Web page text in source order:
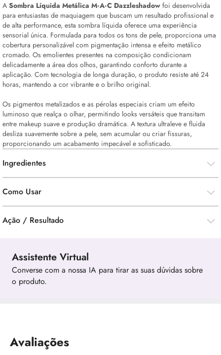
A Sombra Líquida Metálica M·A·C Dazzleshadow foi desenvolvida
para entusiastas de maquiagem que buscam um resultado profissional e
de alta performance, esta sombra líquida oferece uma experiência
sensorial única. Formulada para todos os tons de pele, proporciona uma
cobertura personalizável com pigmentação intensa e efeito metálico
cromado. Os emolientes presentes na composição condicionam
delicadamente a área dos olhos, garantindo conforto durante a
aplicação. Com tecnologia de longa duração, o produto resiste até 24
horas, mantendo a cor vibrante e o brilho original.
Os pigmentos metalizados e as pérolas especiais criam um efeito
luminoso que realça o olhar, permitindo looks versáteis que transitam
entre makeup suave e produção dramática. A textura ultraleve e fluida
desliza suavemente sobre a pele, sem acumular ou criar fissuras,
proporcionando um acabamento impecável e sofisticado.
Ingredientes
Como Usar
Ação / Resultado
Assistente Virtual
Converse com a nossa IA para tirar as suas dúvidas sobre
o produto.
Avaliações